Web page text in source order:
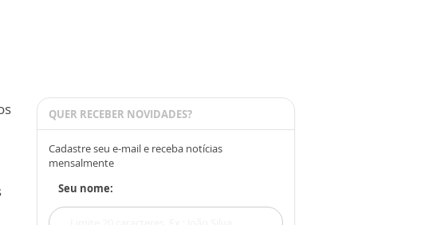
QUER RECEBER NOVIDADES?
Cadastre seu e-mail e receba notícias
mensalmente
Seu nome: